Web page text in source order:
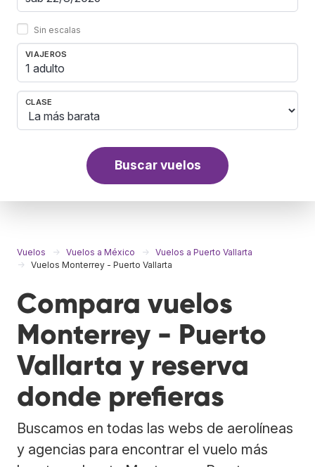
Sin escalas
VIAJEROS
1 adulto
CLASE
Buscar vuelos
Vuelos Vuelos a México
Vuelos a Puerto Vallarta
Vuelos Monterrey - Puerto Vallarta
Compara vuelos
Monterrey - Puerto
Vallarta y reserva
donde prefieras
Buscamos en todas las webs de aerolíneas
y agencias para encontrar el vuelo más